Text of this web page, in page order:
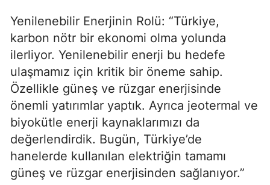
Yenilenebilir Enerjinin Rolü: “Türkiye,
karbon nötr bir ekonomi olma yolunda
ilerliyor. Yenilenebilir enerji bu hedefe
ulaşmamız için kritik bir öneme sahip.
Özellikle güneş ve rüzgar enerjisinde
önemli yatırımlar yaptık. Ayrıca jeotermal ve
biyokütle enerji kaynaklarımızı da
değerlendirdik. Bugün, Türkiye’de
hanelerde kullanılan elektriğin tamamı
güneş ve rüzgar enerjisinden sağlanıyor.”